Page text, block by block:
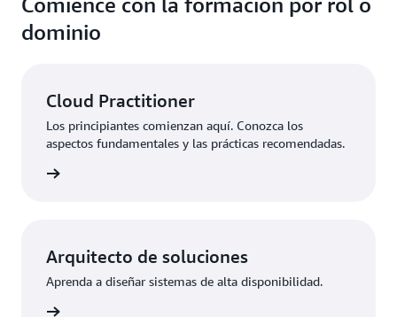
dominio
Cloud Practitioner
Los principiantes comienzan aquí. Conozca los
aspectos fundamentales y las prácticas recomendadas.
Arquitecto de soluciones
Aprenda a diseñar sistemas de alta disponibilidad.